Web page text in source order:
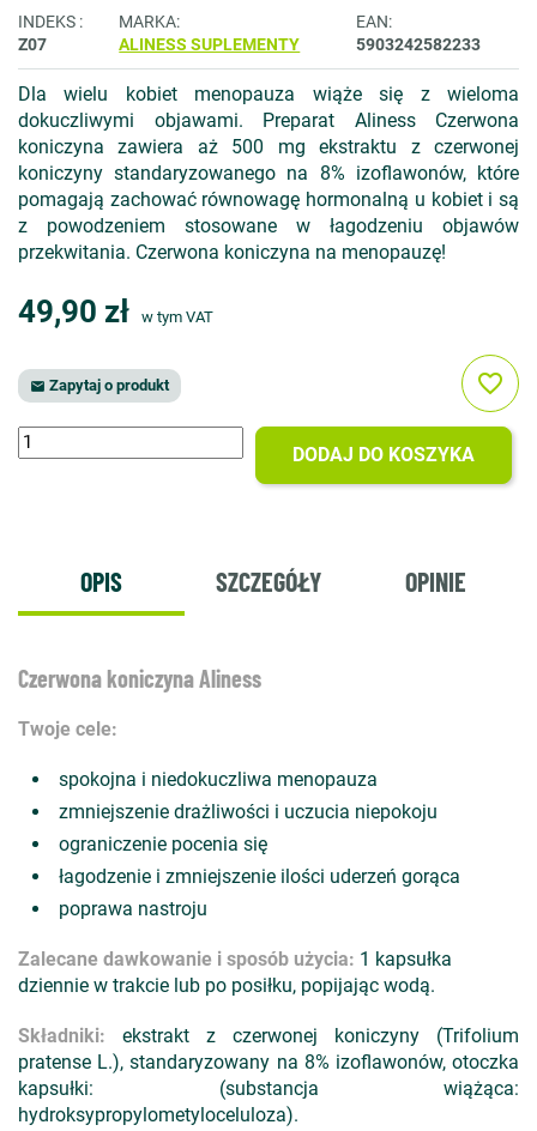
INDEKS
Z07
MARKA
ALINESS SUPLEMENTY
EAN
5903242582233
Dla wielu kobiet menopauza wiąże się z wieloma
dokuczliwymi objawami. Preparat Aliness Czerwona
koniczyna zawiera aż 500 mg ekstraktu z czerwonej
koniczyny standaryzowanego na 8% izoflawonów, które
pomagają zachować równowagę hormonalną u kobiet i są
z powodzeniem stosowane w łagodzeniu objawów
przekwitania. Czerwona koniczyna na menopauzę!
49,90 zł w tym VAT
 Zapytaj o produkt
DODAJ DO KOSZYKA
favorite_border
OPIS SZCZEGÓŁY OPINIE
Czerwona koniczyna Aliness
Twoje cele:
spokojna i niedokuczliwa menopauza
zmniejszenie drażliwości i uczucia niepokoju
ograniczenie pocenia się
łagodzenie i zmniejszenie ilości uderzeń gorąca
poprawa nastroju
Zalecane dawkowanie i sposób użycia: 1 kapsułka
dziennie w trakcie lub po posiłku, popijając wodą.
Składniki: ekstrakt z czerwonej koniczyny (Trifolium
pratense L.), standaryzowany na 8% izoflawonów, otoczka
kapsułki: (substancja wiążąca:
hydroksypropylometyloceluloza).